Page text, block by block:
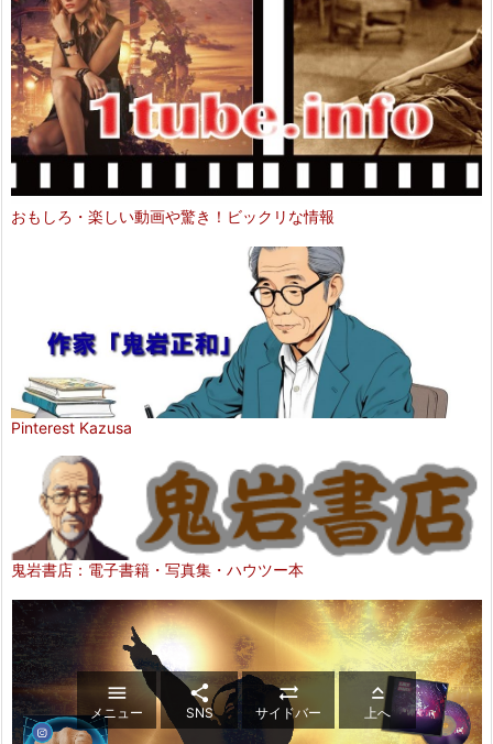
おもしろ・楽しい動画や驚き！ビックリな情報
Pinterest Kazusa
鬼岩書店：電子書籍・写真集・ハウツー本

メニュー

SNS

サイドバー

上へ